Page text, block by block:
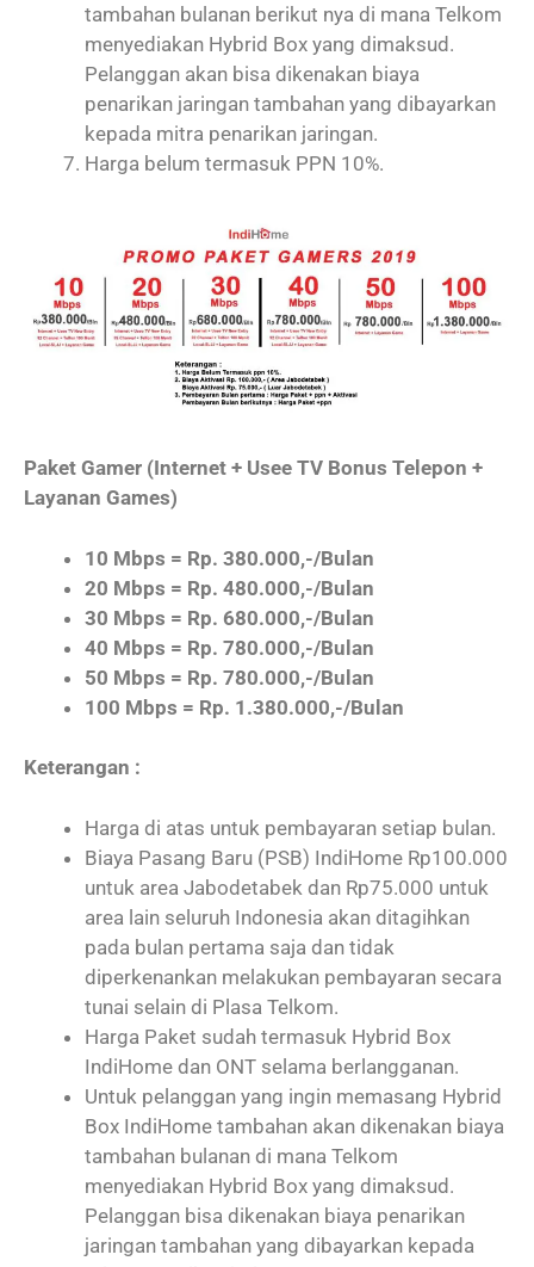
tambahan bulanan berikut nya di mana Telkom
menyediakan Hybrid Box yang dimaksud.
Pelanggan akan bisa dikenakan biaya
penarikan jaringan tambahan yang dibayarkan
kepada mitra penarikan jaringan.
Harga belum termasuk PPN 10%.
Paket Gamer (Internet + Usee TV Bonus Telepon +
Layanan Games)
10 Mbps = Rp. 380.000,-/Bulan
20 Mbps = Rp. 480.000,-/Bulan
30 Mbps = Rp. 680.000,-/Bulan
40 Mbps = Rp. 780.000,-/Bulan
50 Mbps = Rp. 780.000,-/Bulan
100 Mbps = Rp. 1.380.000,-/Bulan
Keterangan :
Harga di atas untuk pembayaran setiap bulan.
Biaya Pasang Baru (PSB) IndiHome Rp100.000
untuk area Jabodetabek dan Rp75.000 untuk
area lain seluruh Indonesia akan ditagihkan
pada bulan pertama saja dan tidak
diperkenankan melakukan pembayaran secara
tunai selain di Plasa Telkom.
Harga Paket sudah termasuk Hybrid Box
IndiHome dan ONT selama berlangganan.
Untuk pelanggan yang ingin memasang Hybrid
Box IndiHome tambahan akan dikenakan biaya
tambahan bulanan di mana Telkom
menyediakan Hybrid Box yang dimaksud.
Pelanggan bisa dikenakan biaya penarikan
jaringan tambahan yang dibayarkan kepada